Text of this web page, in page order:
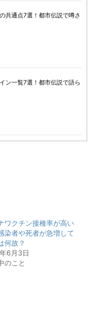
共通点7選！都市伝説で噂さ
ン一覧7選！都市伝説で語ら
ワクチン接種率が高い
染者や死者が急増して
何故？
6月3日
のこと